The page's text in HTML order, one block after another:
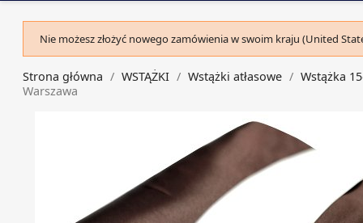
Nie możesz złożyć nowego zamówienia w swoim kraju (United
Strona główna WSTĄŻKI Wstążki atłasowe
Wstążka
Warszawa